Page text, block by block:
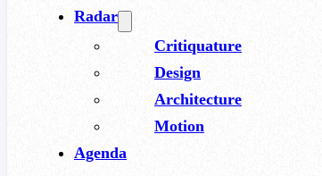
Radar
Critiquature
Design
Architecture
Motion
Agenda